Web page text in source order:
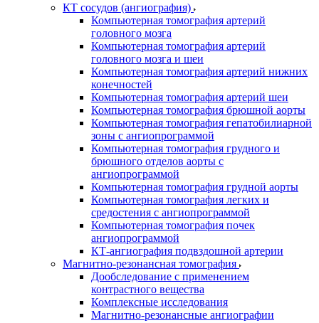
КТ сосудов (ангиография)
Компьютерная томография артерий
головного мозга
Компьютерная томография артерий
головного мозга и шеи
Компьютерная томография артерий нижних
конечностей
Компьютерная томография артерий шеи
Компьютерная томография брюшной аорты
Компьютерная томография гепатобилиарной
зоны с ангиопрограммой
Компьютерная томография грудного и
брюшного отделов аорты с
ангиопрограммой
Компьютерная томография грудной аорты
Компьютерная томография легких и
средостения с ангиопрограммой
Компьютерная томография почек
ангиопрограммой
КТ-ангиография подвздошной артерии
Магнитно-резонансная томография
Дообследование с применением
контрастного вещества
Комплексные исследования
Магнитно-резонансные ангиографии